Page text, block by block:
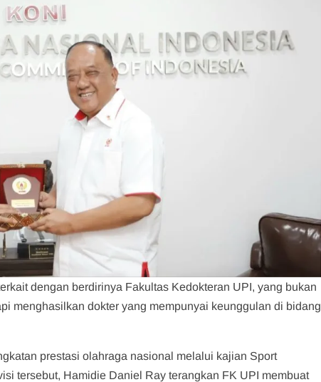
dengan berdirinya Fakultas Kedokteran UPI, yang bukan
menghasilkan dokter yang mempunyai keunggulan di bidang
prestasi olahraga nasional melalui kajian Sport
tersebut, Hamidie Daniel Ray terangkan FK UPI membuat